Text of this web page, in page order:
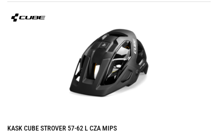
KASK CUBE STROVER 57-62 L CZA MIPS